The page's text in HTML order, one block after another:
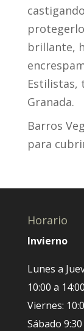
brillante,
Estilistas,
Granada.
Barros
para
Horario
Invierno
Lunes a
10:00 a
Viernes:
Sábado